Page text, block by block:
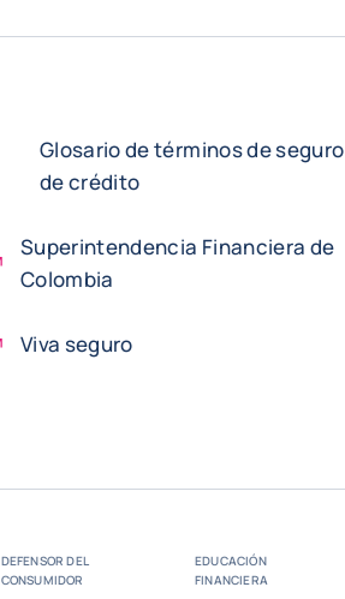
Glosario de términos de seguro
de crédito
Superintendencia Financiera de
Colombia
Viva seguro
DEFENSOR DEL
CONSUMIDOR
EDUCACIÓN
FINANCIERA